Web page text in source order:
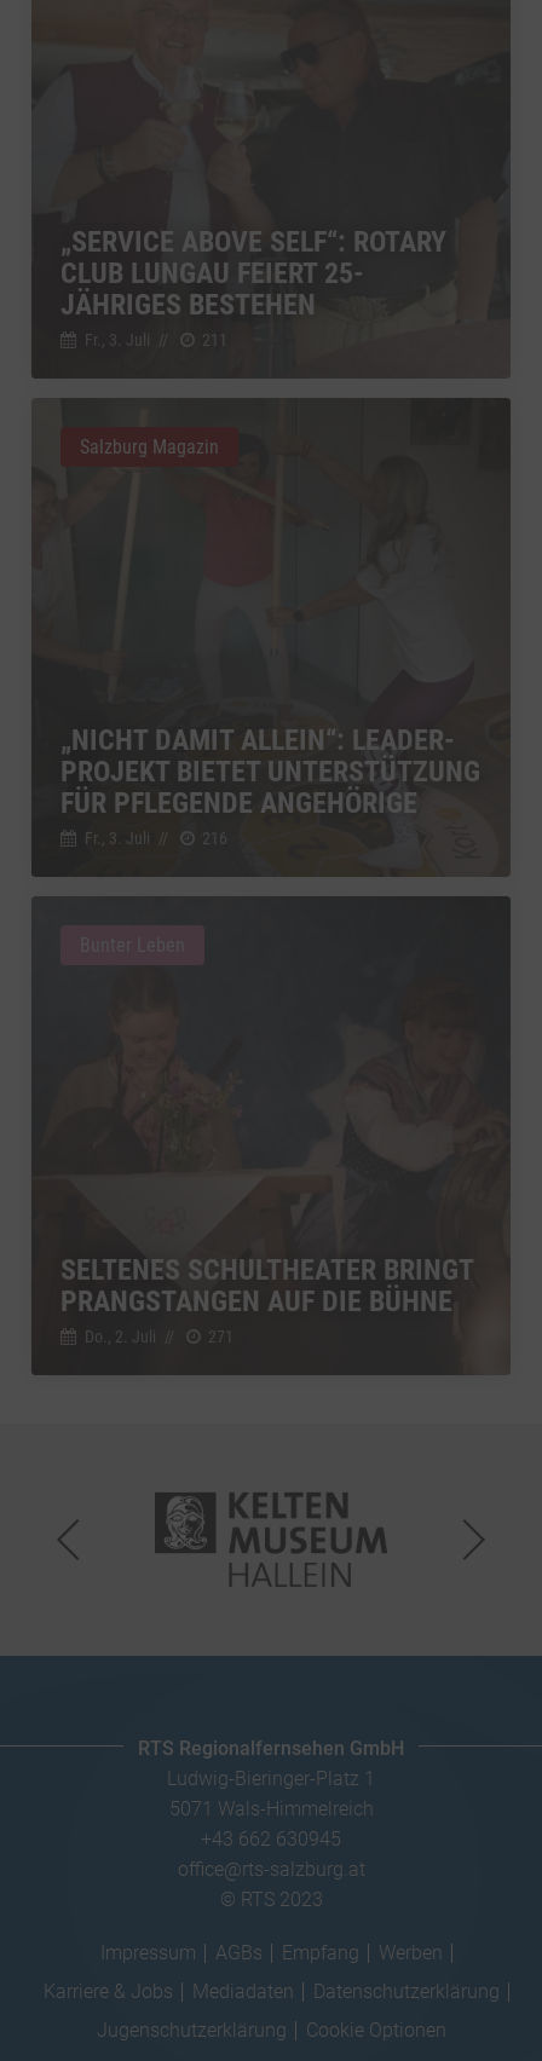
„SERVICE ABOVE SELF“: ROTARY
CLUB LUNGAU FEIERT 25-
JÄHRIGES BESTEHEN
Fr., 3. Juli // 211
„NICHT DAMIT ALLEIN“: LEADER-
PROJEKT BIETET UNTERSTÜTZUNG
FÜR PFLEGENDE ANGEHÖRIGE
Fr., 3. Juli // 216
Salzburg Magazin
SELTENES SCHULTHEATER BRINGT
PRANGSTANGEN AUF DIE BÜHNE
Do., 2. Juli // 271
RTS Regionalfernsehen GmbH
Ludwig-Bieringer-Platz 1
5071 Wals-Himmelreich
+43 662 630945
office@rts-salzburg.at
© RTS 2023
Impressum AGBs Empfang
Werben
Karriere & Jobs
Mediadaten
Datenschutzerklärung
Jugenschutzerklärung
Cookie Optionen